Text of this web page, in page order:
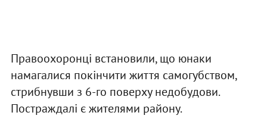
Правоохоронці встановили, що юнаки
намагалися покінчити життя самогубством,
стрибнувши з 6-го поверху недобудови.
Постраждалі є жителями району.